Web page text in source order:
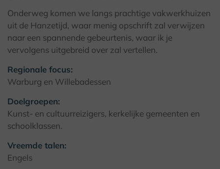
Onderweg komen we langs prachtige vakwerkhuizen
uit de Hanzetijd, waar menig opschrift zal verwijzen
naar een spannende gebeurtenis, waar ik je
vervolgens uitgebreid over zal vertellen.
Regionale focus:
Warburg en Willebadessen
Doelgroepen:
Kunst- en cultuurreizigers, kerkelijke gemeenten en
schoolklassen.
Vreemde talen:
Engels